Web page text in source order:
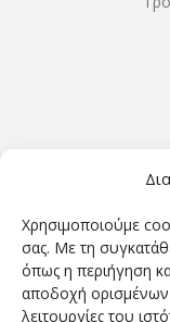
Χρησιμοποιούμε
σας. Με τη
όπως η περιήγηση
αποδοχή ορισμένων
λειτουργίες του
ΤΡΙΤΗ-